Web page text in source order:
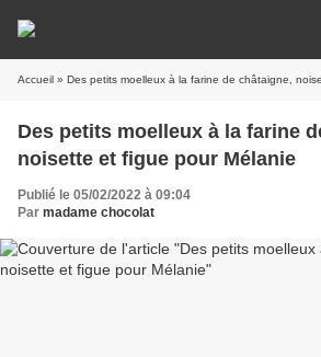
Accueil » Des petits moelleux à la farine de châtaigne,
Des petits moelleux à la farine
noisette et figue pour Mélanie
Publié le 05/02/2022 à 09:04
Par madame chocolat